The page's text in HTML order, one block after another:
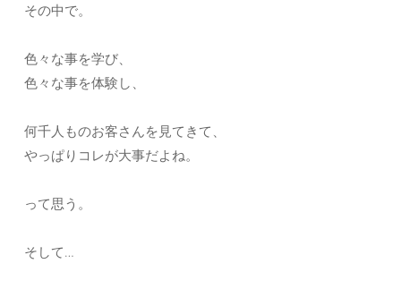
その中で。
色々な事を学び、
色々な事を体験し、
何千人ものお客さんを見てきて、
やっぱりコレが大事だよね。
って思う。
そして…